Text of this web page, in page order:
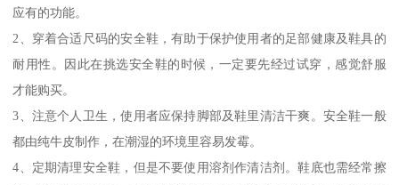
应有的功能。
2、穿着合适尺码的安全鞋，有助于保护使用者的足部健康及鞋具的
耐用性。因此在挑选安全鞋的时候，一定要先经过试穿，感觉舒服
才能购买。
3、注意个人卫生，使用者应保持脚部及鞋里清洁干爽。安全鞋一般
都由纯牛皮制作，在潮湿的环境里容易发霉。
4、定期清理安全鞋，但是不要使用溶剂作清洁剂。鞋底也需经常擦